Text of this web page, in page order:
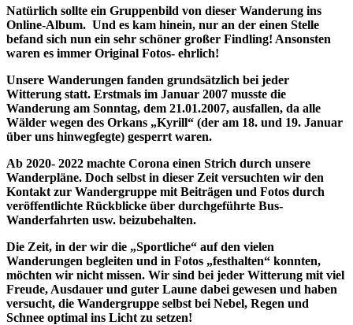
Natürlich sollte ein Gruppenbild von dieser Wanderung ins
Online-Album. Und es kam hinein, nur an der einen Stelle
befand sich nun ein sehr schöner großer Findling! Ansonsten
waren es immer Original Fotos- ehrlich!
Unsere Wanderungen fanden grundsätzlich bei jeder
Witterung statt. Erstmals im Januar 2007 musste die
Wanderung am Sonntag, dem 21.01.2007, ausfallen, da alle
Wälder wegen des Orkans „Kyrill“ (der am 18. und 19. Januar
über uns hinwegfegte) gesperrt waren.
Ab 2020- 2022 machte Corona einen Strich durch unsere
Wanderpläne. Doch selbst in dieser Zeit versuchten wir den
Kontakt zur Wandergruppe mit Beiträgen und Fotos durch
veröffentlichte Rückblicke über durchgeführte Bus-
Wanderfahrten usw. beizubehalten.
Die Zeit, in der wir die „Sportliche“ auf den vielen
Wanderungen begleiten und in Fotos „festhalten“ konnten,
möchten wir nicht missen. Wir sind bei jeder Witterung mit viel
Freude, Ausdauer und guter Laune dabei gewesen und haben
versucht, die Wandergruppe selbst bei Nebel, Regen und
Schnee optimal ins Licht zu setzen!